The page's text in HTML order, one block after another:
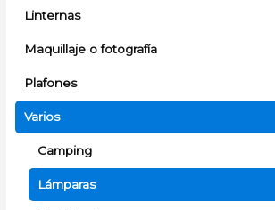
Linternas
Maquillaje o fotografía
Plafones
Varios
Camping
Lámparas